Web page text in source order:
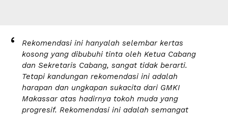
Rekomendasi ini hanyalah selembar kertas
kosong yang dibubuhi tinta oleh Ketua Cabang
dan Sekretaris Cabang, sangat tidak berarti.
Tetapi kandungan rekomendasi ini adalah
harapan dan ungkapan sukacita dari GMKI
Makassar atas hadirnya tokoh muda yang
progresif. Rekomendasi ini adalah semangat